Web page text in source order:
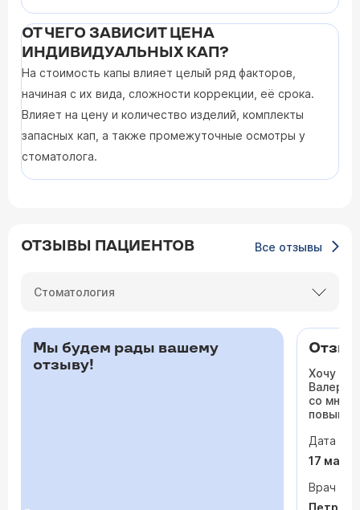
ОТ ЧЕГО ЗАВИСИТ ЦЕНА
ИНДИВИДУАЛЬНЫХ КАП?
На стоимость капы влияет целый ряд факторов,
начиная с их вида, сложности коррекции, её срока.
Влияет на цену и количество изделий, комплекты
запасных кап, а также промежуточные осмотры у
стоматолога.
ОТЗЫВЫ ПАЦИЕНТОВ Все отзывы
Стоматология
Мы будем рады вашему
отзыву!
Хочу
со мной
сердца.
раз
врачи
На
Дата
17 мая
Врач